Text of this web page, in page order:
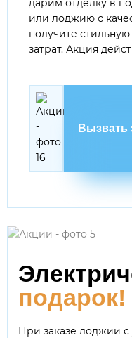
дарим отделку в
или лоджию с
получите
затрат. Акция
Вызвать
подарок!
При заказе лоджии